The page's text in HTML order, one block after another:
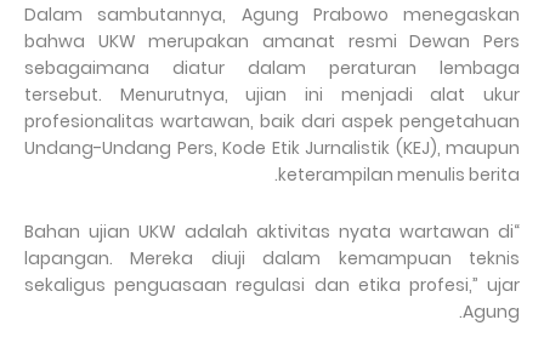
Dalam sambutannya, Agung Prabowo menegaskan
bahwa UKW merupakan amanat resmi Dewan Pers
sebagaimana diatur dalam peraturan lembaga
tersebut. Menurutnya, ujian ini menjadi alat ukur
profesionalitas wartawan, baik dari aspek pengetahuan
Undang-Undang Pers, Kode Etik Jurnalistik (KEJ), maupun
keterampilan menulis berita.
“Bahan ujian UKW adalah aktivitas nyata wartawan di
lapangan. Mereka diuji dalam kemampuan teknis
sekaligus penguasaan regulasi dan etika profesi,” ujar
Agung.